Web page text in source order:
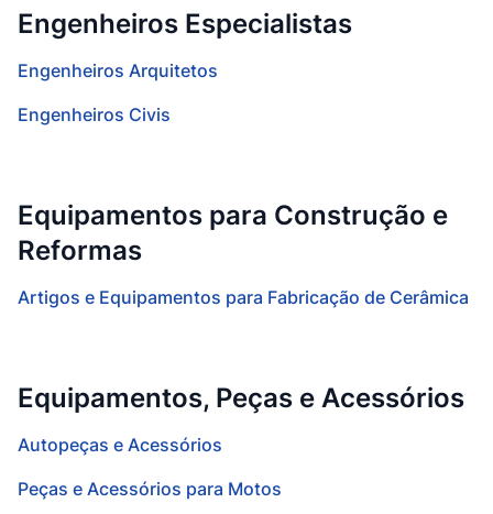
Engenheiros Especialistas
Engenheiros Arquitetos
Engenheiros Civis
Equipamentos para Construção e
Reformas
Artigos e Equipamentos para Fabricação de Cerâmica
Equipamentos, Peças e Acessórios
Autopeças e Acessórios
Peças e Acessórios para Motos